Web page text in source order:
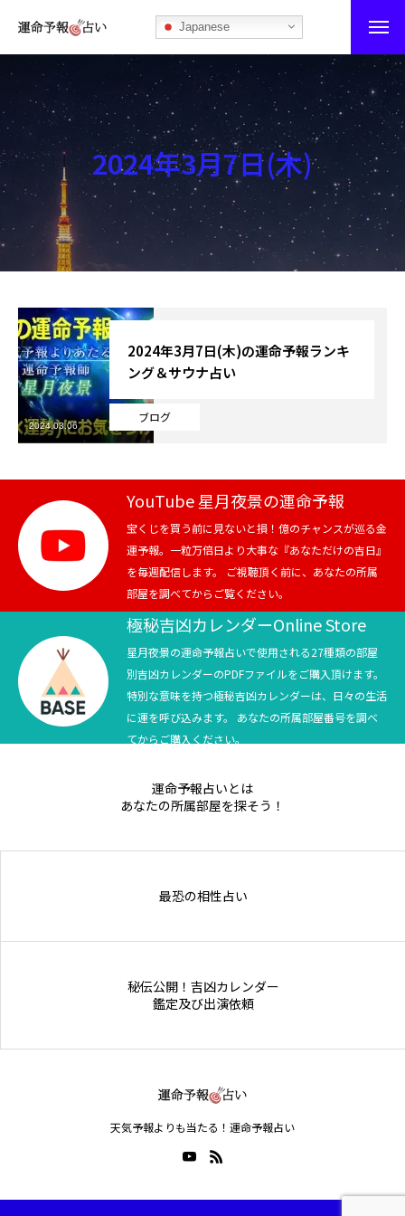
Japanese
運命予報占い
運命予報占いとは
あなたの所属部屋を探そう！
最恐の相性占い
秘伝公開！吉凶カレンダー
記事カテゴリー
ブログ
お知らせ
芸能界
テニス
スポーツ
競馬
テニス四大大会・五輪
テニス四大大会・五輪
2024年3月7日(木)
ブログ
2024年3月7日(木)の運命予報ランキ
ング＆サウナ占い
2024.03.06
YouTube 星月夜景の運命予報
宝くじを買う前に見ないと損！億のチャンスが巡る金
運予報。一粒万倍日より大事な『あなただけの吉日』
を毎週配信します。 ご視聴頂く前に、あなたの所属
部屋を調べてからご覧ください。
極秘吉凶カレンダーOnline Store
星月夜景の運命予報占いで使用される27種類の部屋
別吉凶カレンダーのPDFファイルをご購入頂けます。
特別な意味を持つ極秘吉凶カレンダーは、日々の生活
に運を呼び込みます。 あなたの所属部屋番号を調べ
てからご購入ください。
運命予報占いとは
あなたの所属部屋を探そう！
最恐の相性占い
秘伝公開！吉凶カレンダー
鑑定及び出演依頼
天気予報よりも当たる！運命予報占い